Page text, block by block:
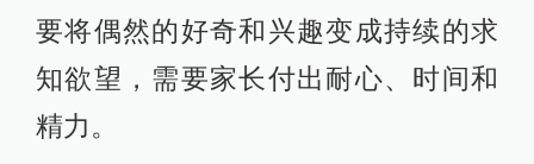
要将偶然的好奇和兴趣变成持续的求
知欲望，需要家长付出耐心、时间和
精力。